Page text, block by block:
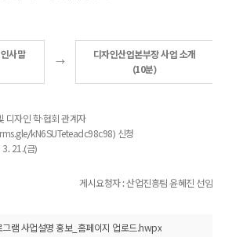
단 대표이사 인사말, 디자인사업본부장 사
사말
디자인산업본부장 사업 소개
(10분)
자인 학·협회 관계자
kN6SUTeteadc98c98) 신청
21.(금)
게시요청자 : 산업진흥팀 윤혜진 선임
그램 사업설명 홍보_홈페이지 업로드.hwpx